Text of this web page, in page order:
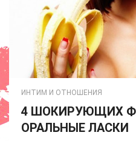
ИНТИМ И ОТНОШЕНИЯ
4 ШОКИРУЮЩИХ
ОРАЛЬНЫЕ ЛАСКИ